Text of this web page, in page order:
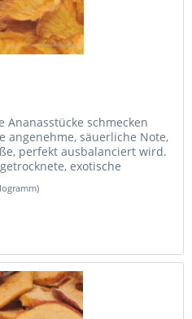
Ananasstücke schmecken
säuerliche Note,
perfekt ausbalanciert wird.
exotische